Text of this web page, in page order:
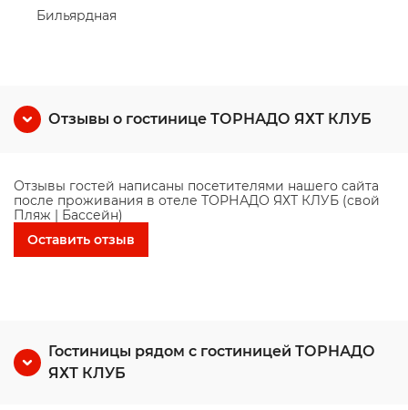
Бильярдная
Отзывы о гостинице ТОРНАДО ЯХТ КЛУБ
Отзывы гостей написаны посетителями нашего сайта
после проживания в отеле ТОРНАДО ЯХТ КЛУБ (свой
Пляж | Бассейн)
Оставить отзыв
Гостиницы рядом с гостиницей ТОРНАДО
ЯХТ КЛУБ